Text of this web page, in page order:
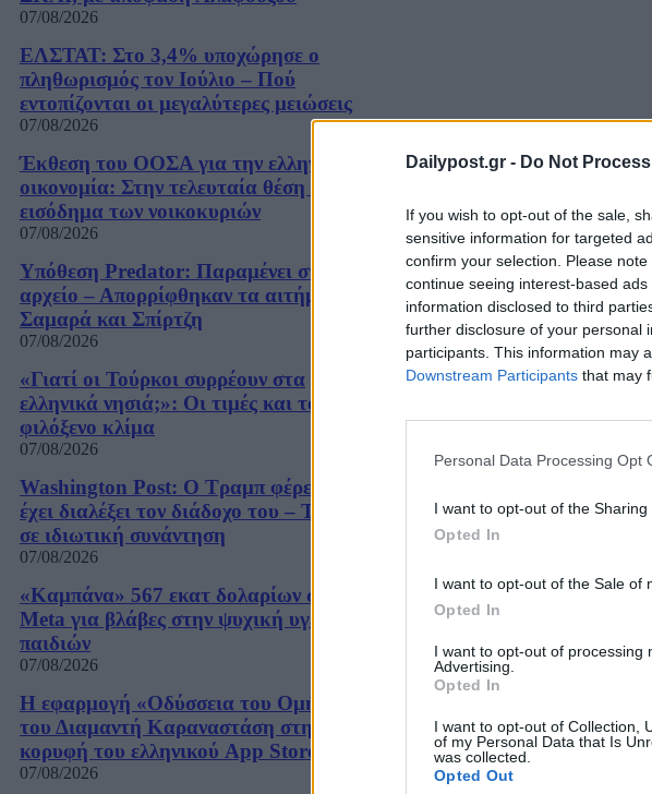
Dailypost.gr - Do Not
If you wish to opt-out of the sale,
sensitive information for targeted
confirm your selection. Please
continue seeing interest-based
information disclosed to third
further disclosure of your personal
participants. This information may
Downstream Participants that may
Personal Data Processing Opt
I want to opt-out of the Sharing
Opted In
I want to opt-out of the Sale of
Opted In
I want to opt-out of processing
Advertising.
Opted In
I want to opt-out of Collection,
of my Personal Data that Is
was collected.
Opted Out
07/08/2026
ΕΛΣΤΑΤ: Στο 3,4% υποχώρησε ο
πληθωρισμός τον Ιούλιο – Πού
εντοπίζονται οι μεγαλύτερες μειώσεις
07/08/2026
Έκθεση του ΟΟΣΑ για την ελληνική
οικονομία: Στην τελευταία θέση το
εισόδημα των νοικοκυριών
07/08/2026
Υπόθεση Predator: Παραμένει στο
αρχείο – Απορρίφθηκαν τα αιτήματα
Σαμαρά και Σπίρτζη
07/08/2026
«Γιατί οι Τούρκοι συρρέουν στα
ελληνικά νησιά;»: Οι τιμές και το
φιλόξενο κλίμα
07/08/2026
Washington Post: Ο Τραμπ φέρεται να
έχει διαλέξει τον διάδοχο του – Τι είπε
σε ιδιωτική συνάντηση
07/08/2026
«Καμπάνα» 567 εκατ δολαρίων στη
Meta για βλάβες στην ψυχική υγεία των
παιδιών
07/08/2026
Η εφαρμογή «Οδύσσεια του Ομήρου»
του Διαμαντή Καραναστάση στην
κορυφή του ελληνικού App Store
07/08/2026